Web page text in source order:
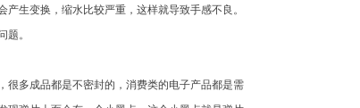
生变换，缩水比较严重，这样就导致手感不良。
。
多成品都是不密封的，消费类的电子产品都是需